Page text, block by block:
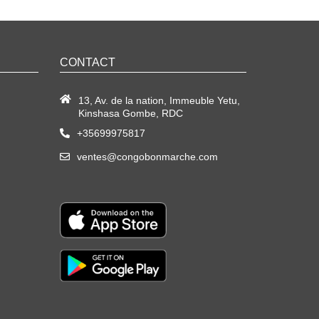
CONTACT
13, Av. de la nation, Immeuble Yetu,
Kinshasa Gombe, RDC
+35699975817
ventes@congobonmarche.com